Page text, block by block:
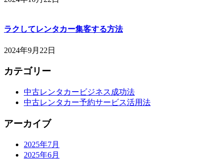
ラクしてレンタカー集客する方法
2024年9月22日
カテゴリー
中古レンタカービジネス成功法
中古レンタカー予約サービス活用法
アーカイブ
2025年7月
2025年6月